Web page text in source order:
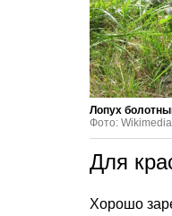
Лопух
Фото:
Для
Хорошо